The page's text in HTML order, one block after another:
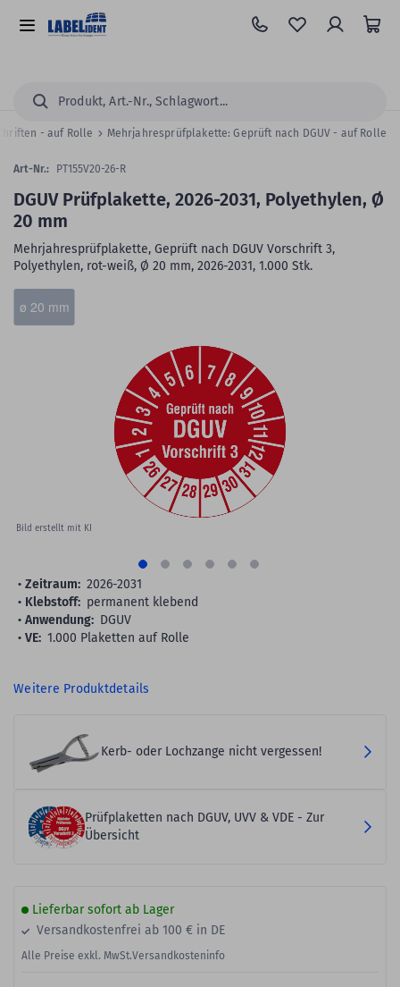
Hauptinhalt
springen
Alle
Suchen...
- auf Rolle Mehrjahresprüfplakette: Geprüft nach DGUV - auf Rolle
Ende
der
ø 20 mm
Bild erstellt mit KI
to
the
DGUV Prüfplakette, 2026-2031, Polyethylen, Ø
20 mm
Mehrjahresprüfplakette, Geprüft nach DGUV Vorschrift 3,
Polyethylen, rot-weiß, Ø 20 mm, 2026-2031, 1.000 Stk.
Art-Nr.: PT155V20-26-R
Zeitraum: 2026-2031
Klebstoff: permanent klebend
Anwendung: DGUV
VE: 1.000 Plaketten auf Rolle
Weitere Produktdetails
Kerb- oder Lochzange nicht vergessen!
Prüfplaketten nach DGUV, UVV & VDE - Zur
Übersicht
Lieferbar sofort ab Lager
Versandkostenfrei ab 100 € in DE
Alle Preise exkl. MwSt.Versandkosteninfo